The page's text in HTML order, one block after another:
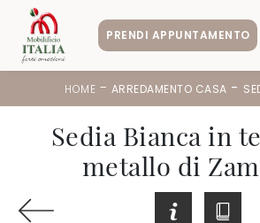
PRENDI APPUNTAMENTO
HOME - ARREDAMENTO CASA -
Sedia Bianca in
metallo di